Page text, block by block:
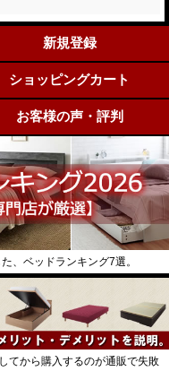
新規登録
ショッピングカート
お客様の声・評判
、ベッドランキング7選。
てから購入するのが通販で失敗